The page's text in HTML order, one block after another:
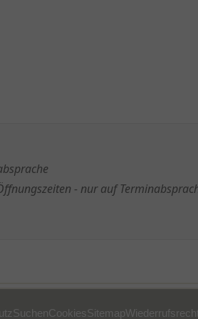
- nur auf
SuchenCookiesSitemap